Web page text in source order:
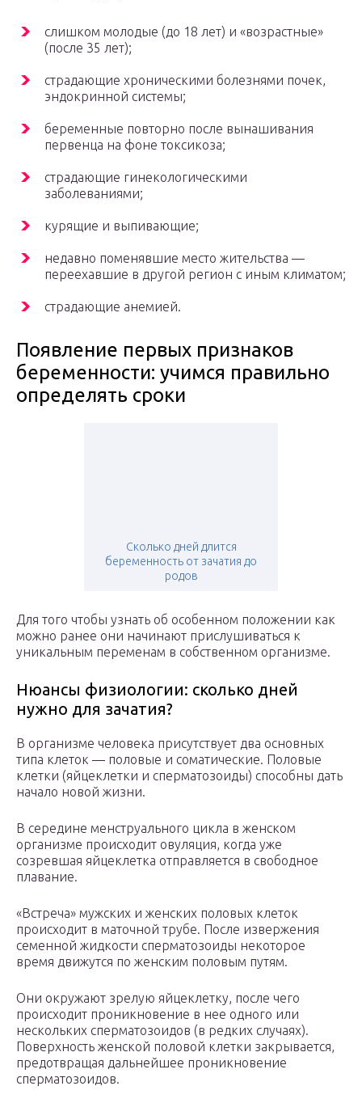
слишком молодые (до 18 лет) и «возрастные»
(после 35 лет);
страдающие хроническими болезнями почек,
эндокринной системы;
беременные повторно после вынашивания
первенца на фоне токсикоза;
страдающие гинекологическими
заболеваниями;
курящие и выпивающие;
недавно поменявшие место жительства —
переехавшие в другой регион с иным климатом;
страдающие анемией.
Появление первых признаков
беременности: учимся правильно
определять сроки
Сколько дней длится
беременность от зачатия до
родов
Для того чтобы узнать об особенном положении как
можно ранее они начинают прислушиваться к
уникальным переменам в собственном организме.
Нюансы физиологии: сколько дней
нужно для зачатия?
В организме человека присутствует два основных
типа клеток — половые и соматические. Половые
клетки (яйцеклетки и сперматозоиды) способны дать
начало новой жизни.
В середине менструального цикла в женском
организме происходит овуляция, когда уже
созревшая яйцеклетка отправляется в свободное
плавание.
«Встреча» мужских и женских половых клеток
происходит в маточной трубе. После извержения
семенной жидкости сперматозоиды некоторое
время движутся по женским половым путям.
Они окружают зрелую яйцеклетку, после чего
происходит проникновение в нее одного или
нескольких сперматозоидов (в редких случаях).
Поверхность женской половой клетки закрывается,
предотвращая дальнейшее проникновение
сперматозоидов.